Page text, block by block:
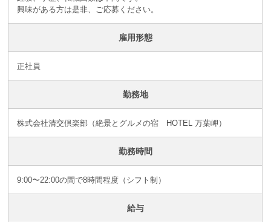
興味がある方は是非、ご応募ください。
雇用形態
正社員
勤務地
株式会社清交倶楽部（絶景とグルメの宿 HOTEL 万葉岬）
勤務時間
9:00〜22:00の間で8時間程度（シフト制）
給与